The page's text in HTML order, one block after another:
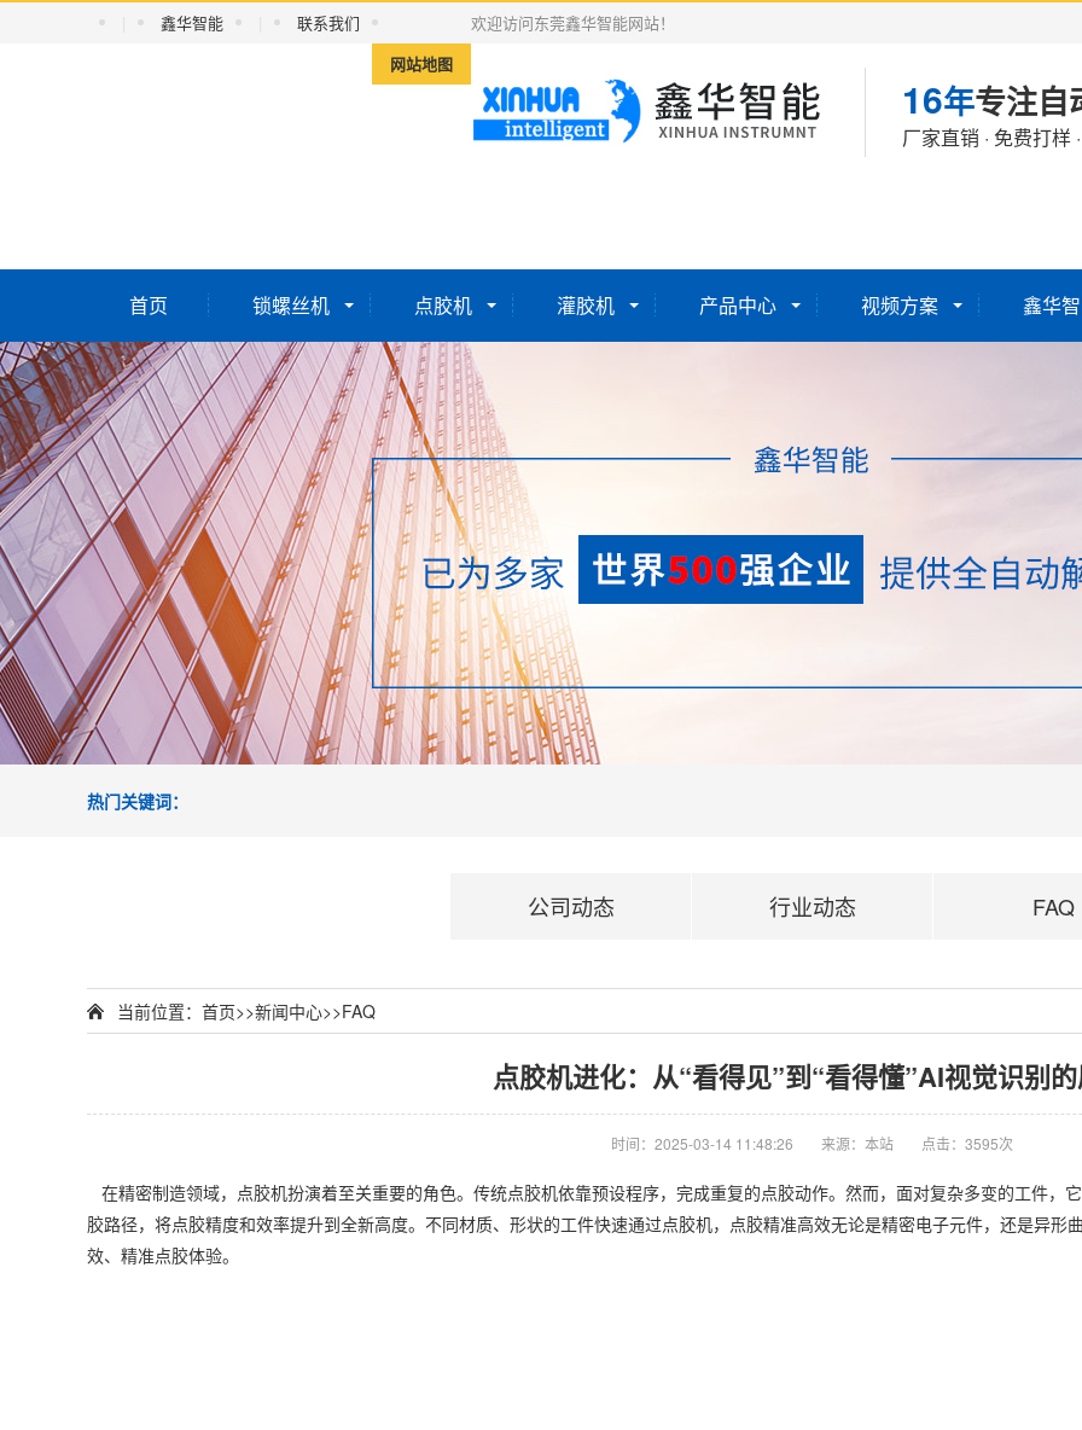
鑫华智能
联系我们
网站地图
欢迎访问东莞鑫华智能网站！
16年专注自
厂家直销 · 免费打样
首页 锁螺丝机 点胶机 灌胶机 产品中心 视频方案 鑫华
热门关键词：
公司动态 行业动态 FAQ
当前位置： 首页>>新闻中心>>FAQ
点胶机进化：从“看得见”到“看得懂”AI视觉识别
时间：2025-03-14 11:48:26 来源：本站 点击：3595次
在精密制造领域，点胶机扮演着至关重要的角色。传统点胶机依靠预设程序，完成重复的点胶动作。然而，面对复杂多变的工件，
胶路径，将点胶精度和效率提升到全新高度。不同材质、形状的工件快速通过点胶机，点胶精准高效无论是精密电子元件，还是异形
效、精准点胶体验。